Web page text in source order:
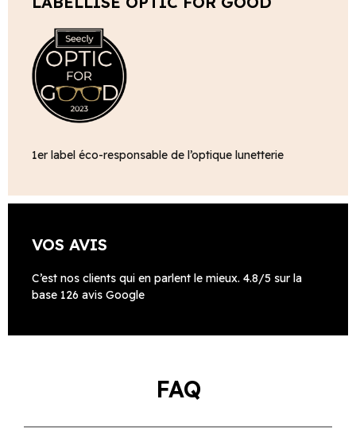
1er label éco-responsable de l’optique lunetterie
VOS AVIS
C’est nos clients qui en parlent le mieux. 4.8/5 sur la
base 126 avis Google
FAQ